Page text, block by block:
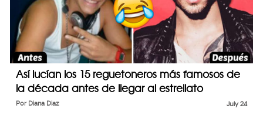
Así lucían los 15 reguetoneros más famosos de
la década antes de llegar al estrellato
July 24
Por Diana Diaz